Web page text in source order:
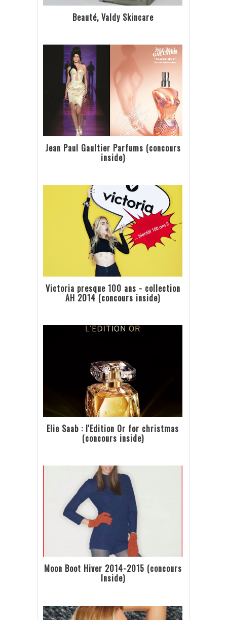
Beauté, Valdy Skincare
Jean Paul Gaultier Parfums (concours
inside)
Victoria presque 100 ans - collection
AH 2014 (concours inside)
Elie Saab : l'Edition Or for christmas
(concours inside)
Moon Boot Hiver 2014-2015 (concours
Inside)